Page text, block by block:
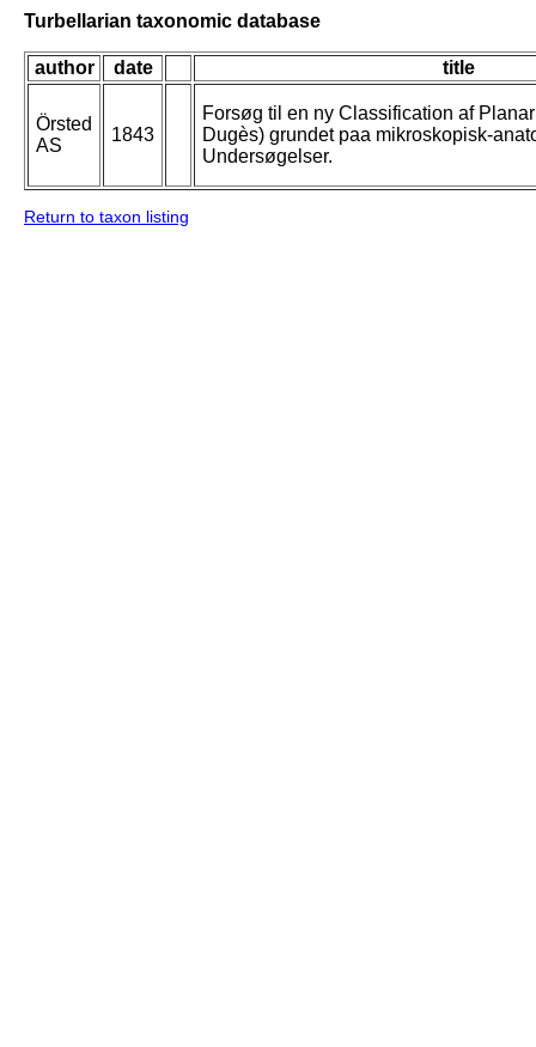
Turbellarian taxonomic database
author date title
Örsted
AS
1843
Forsøg til en ny Classification af
Dugès) grundet paa mikroskopisk-
Undersøgelser.
Return to taxon listing